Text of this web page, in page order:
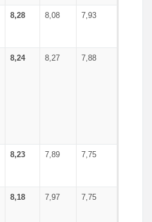
8,28 8,08 7,93
8,24 8,27 7,88
8,23 7,89 7,75
8,18 7,97 7,75